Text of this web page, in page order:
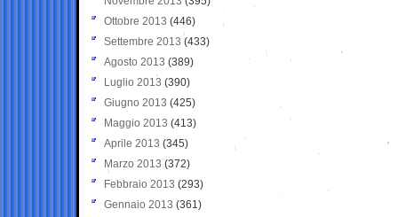
Ottobre 2013 (446)
Settembre 2013 (433)
Agosto 2013 (389)
Luglio 2013 (390)
Giugno 2013 (425)
Maggio 2013 (413)
Aprile 2013 (345)
Marzo 2013 (372)
Febbraio 2013 (293)
Gennaio 2013 (361)